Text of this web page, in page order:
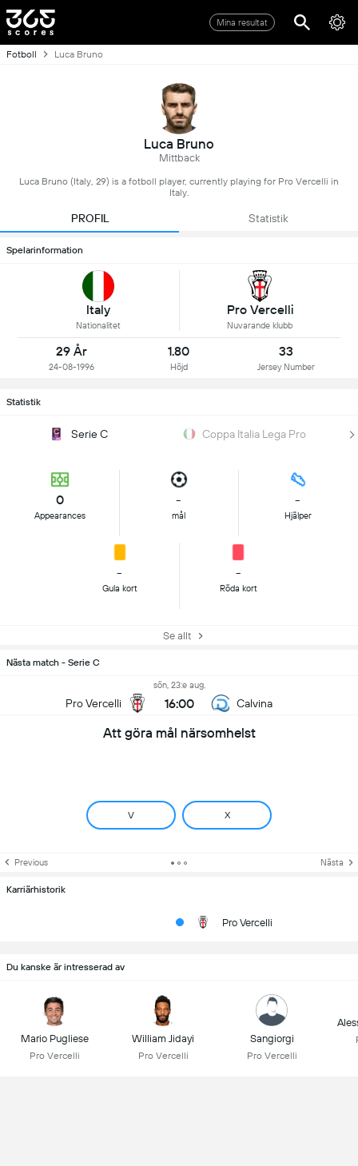
Mina resultat
Fotboll Luca Bruno
Luca Bruno
Mittback
Luca Bruno (Italy, 29) is a fotboll player, currently playing for Pro Vercelli in
Italy.
PROFIL Statistik
Spelarinformation
Italy
Nationalitet
Pro Vercelli
Nuvarande klubb
29 År
24-08-1996
1.80
Höjd
33
Jersey Number
Statistik
Serie C Coppa Italia Lega Pro
0
Appearances
-
mål
-
Hjälper
-
Gula kort
-
Röda kort
Se allt
Nästa match - Serie C
Pro Vercelli
sön, 23:e aug.
16:00 Calvina
Att göra mål närsomhelst
V X
Previous Nästa
Karriärhistorik
Pro Vercelli
Du kanske är intresserad av
Mario Pugliese
Pro Vercelli
William Jidayi
Pro Vercelli
Sangiorgi
Pro Vercelli